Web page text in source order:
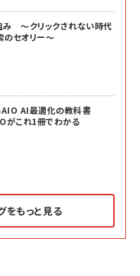
み ～クリックされない時代
のセオリー～
AIO AI最適化の教科書
がこれ1冊でわかる
もっと見る